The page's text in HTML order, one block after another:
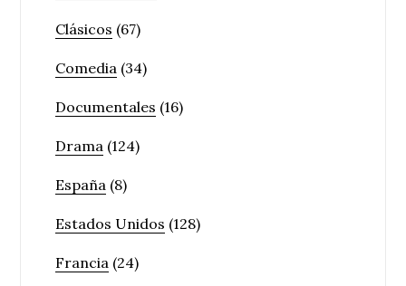
Clásicos (67)
Comedia (34)
Documentales (16)
Drama (124)
España (8)
Estados Unidos (128)
Francia (24)